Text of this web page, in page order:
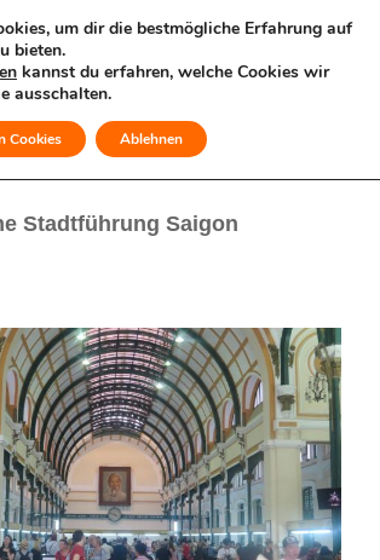
Stadtführung Saigon
um dir die bestmögliche Erfahrung auf
bieten.
kannst du erfahren, welche Cookies wir
ausschalten.
Cookies Ablehnen